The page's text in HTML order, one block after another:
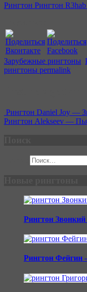
Рингтон Рингтон
Зарубежные рингтоны
рингтоны permalink
Рингтон Daniel Joy —
Рингтон Alekseev —
Рингтон
Рингтон Фейгин